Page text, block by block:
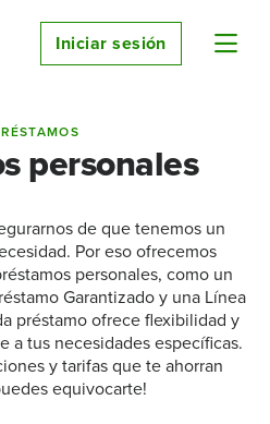
Iniciar sesión
personales
de que tenemos un
Por eso ofrecemos
personales, como un
Garantizado y una Línea
préstamo ofrece flexibilidad y
a tus necesidades específicas.
y tarifas que te ahorran
equivocarte!